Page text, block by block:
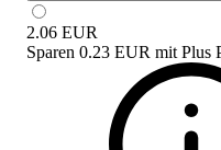
2.06 EUR
Sparen 0.23 EUR mit Plus